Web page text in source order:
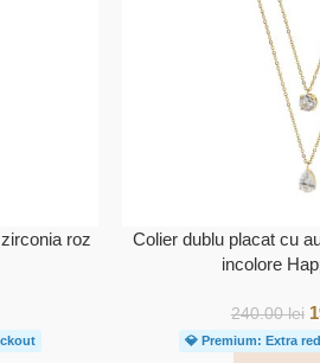
roz
Colier dublu placat cu
incolore
240.00lei
💎 Premium: Extra